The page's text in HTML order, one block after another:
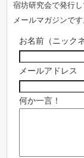
宿坊研究会で発行
メールマガジンで
お名前（ニック
メールアドレス
何か一言！